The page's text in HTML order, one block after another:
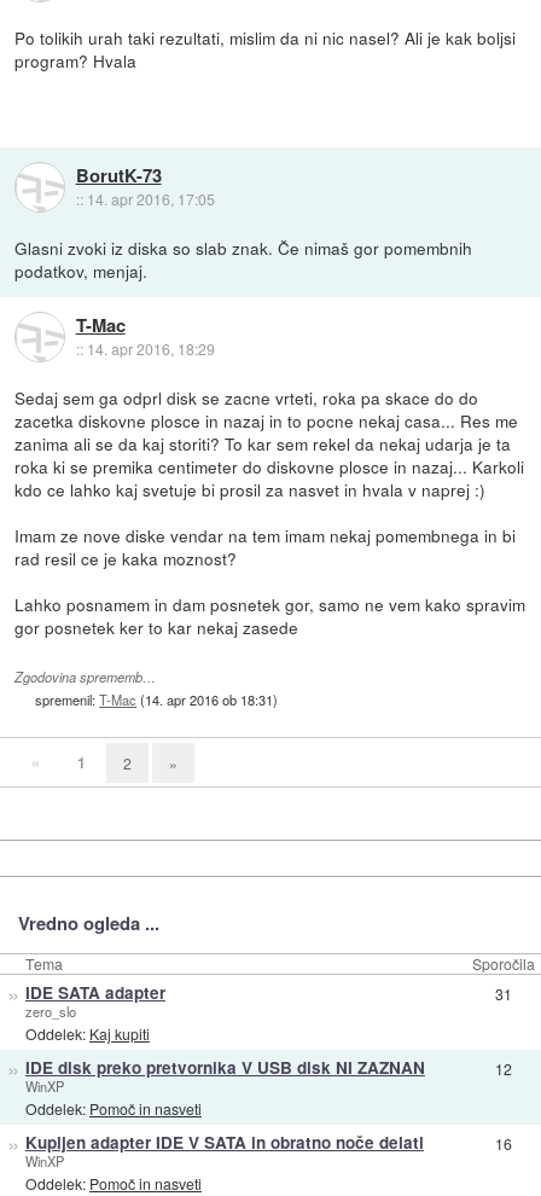
Po tolikih urah taki rezultati, mislim da ni nic nasel? Ali je kak boljsi
program? Hvala
BorutK-73
:: 14. apr 2016, 17:05
Glasni zvoki iz diska so slab znak. Če nimaš gor pomembnih
podatkov, menjaj.
T-Mac
:: 14. apr 2016, 18:29
Sedaj sem ga odprl disk se zacne vrteti, roka pa skace do do
zacetka diskovne plosce in nazaj in to pocne nekaj casa... Res me
zanima ali se da kaj storiti? To kar sem rekel da nekaj udarja je ta
roka ki se premika centimeter do diskovne plosce in nazaj... Karkoli
kdo ce lahko kaj svetuje bi prosil za nasvet in hvala v naprej :)
Imam ze nove diske vendar na tem imam nekaj pomembnega in bi
rad resil ce je kaka moznost?
Lahko posnamem in dam posnetek gor, samo ne vem kako spravim
gor posnetek ker to kar nekaj zasede
Zgodovina sprememb…
spremenil:T-Mac (14. apr 2016 ob 18:31)
« 1 2 »
Vredno ogleda ...
Tema Sporočila
» IDE SATA adapter
zero_slo
Oddelek: Kaj kupiti
31
» IDE disk preko pretvornika V USB disk NI ZAZNAN
WinXP
Oddelek: Pomoč in nasveti
12
» Kupljen adapter IDE V SATA in obratno noče delati
WinXP
Oddelek: Pomoč in nasveti
16